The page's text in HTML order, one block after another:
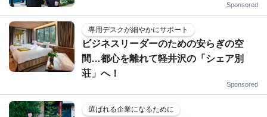
Sponsored
専用デスクが細やかにサポート
ビジネスリーダーのための安らぎの空
間…都心を離れて軽井沢の「シェア別
荘」へ！
Sponsored
選ばれる企業になるために